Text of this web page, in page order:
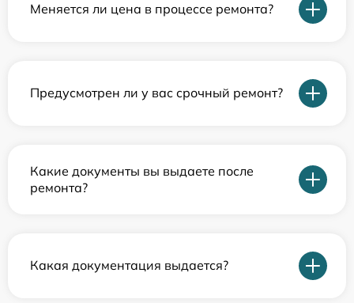
Меняется ли цена в процессе ремонта?
Предусмотрен ли у вас срочный ремонт?
Какие документы вы выдаете после
ремонта?
Какая документация выдается?